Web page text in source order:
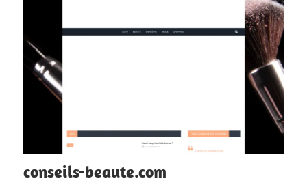
conseils-beaute.com